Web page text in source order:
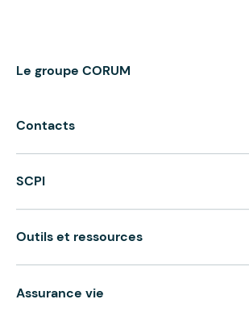
Le groupe CORUM
Contacts
SCPI
Outils et ressources
Assurance vie